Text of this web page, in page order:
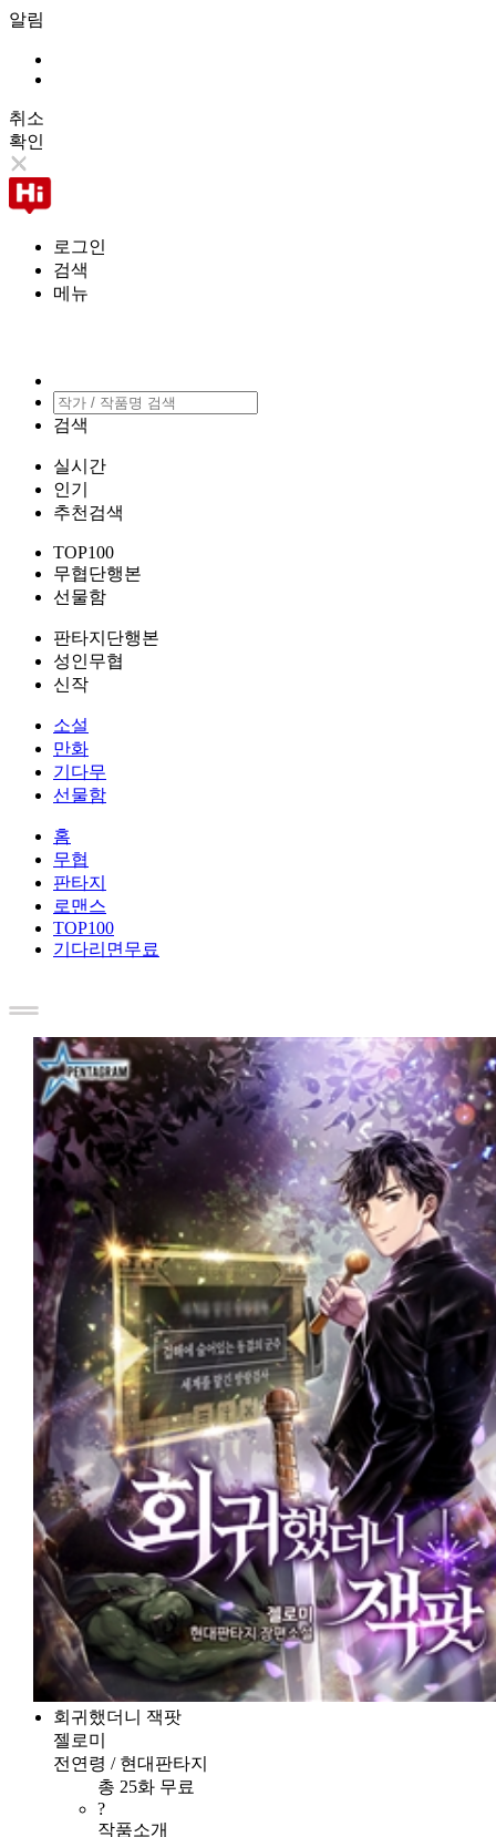
알림
취소
확인
로그인
검색
메뉴
검색
실시간
인기
추천검색
TOP100
무협단행본
선물함
판타지단행본
성인무협
신작
소설
만화
기다무
선물함
홈
무협
판타지
로맨스
TOP100
기다리면무료
회귀했더니 잭팟
젤로미
전연령 / 현대판타지
총 25화 무료
?
작품소개